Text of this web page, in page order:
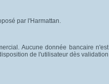
par l'Harmattan.
Aucune donnée bancaire n'est
de l'utilisateur dès validation